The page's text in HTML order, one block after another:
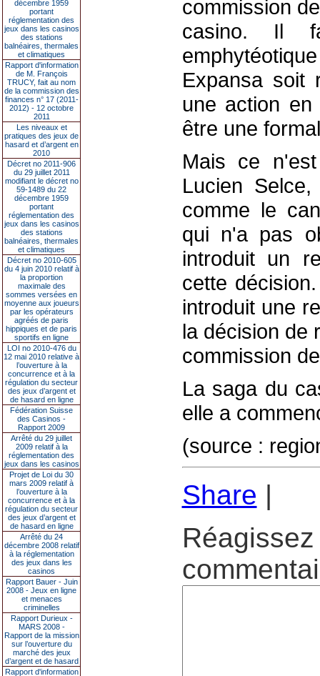
décembre 1959
portant
réglementation des
jeux dans les casinos
des stations
balnéaires, thermales
et climatiques
Rapport d'information
de M. François
TRUCY, fait au nom
de la commission des
finances n° 17 (2011-
2012) - 12 octobre
2011
Les niveaux et
pratiques des jeux de
hasard et d’argent en
2010
Décret no 2011-906
du 29 juillet 2011
modifiant le décret no
59-1489 du 22
décembre 1959
portant
réglementation des
jeux dans les casinos
des stations
balnéaires, thermales
et climatiques
Décret no 2010-605
du 4 juin 2010 relatif à
la proportion
maximale des
sommes versées en
moyenne aux joueurs
par les opérateurs
agréés de paris
hippiques et de paris
sportifs en ligne
LOI no 2010-476 du
12 mai 2010 relative à
l’ouverture à la
concurrence et à la
régulation du secteur
des jeux d’argent et
de hasard en ligne
Fédération Suisse
des Casinos -
Rapport 2009
Arrêté du 29 juillet
2009 relatif à la
réglementation des
jeux dans les casinos
Projet de Loi du 30
mars 2009 relatif à
l’ouverture à la
concurrence et à la
régulation du secteur
des jeux d’argent et
de hasard en ligne
Arrêté du 24
décembre 2008 relatif
à la réglementation
des jeux dans les
casinos
Rapport Bauer - Juin
2008 - Jeux en ligne
et menaces
criminelles
Rapport Durieux -
MARS 2008 -
Rapport de la mission
sur l’ouverture du
marché des jeux
d’argent et de hasard
Rapport d'information
commission
casino. Il
Expansa soit
une action
être une
Mais ce
Lucien
comme le
qui n'a pas
introduit un
cette
introduit une
la décision de
commission
La saga du
elle a
(source :
Share |